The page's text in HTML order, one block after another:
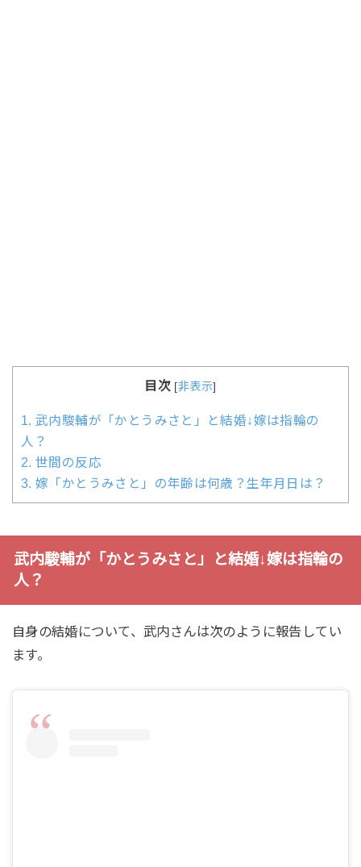
目次 [非表示]
1. 武内駿輔が「かとうみさと」と結婚↓嫁は指輪の
人？
2. 世間の反応
3. 嫁「かとうみさと」の年齢は何歳？生年月日は？
武内駿輔が「かとうみさと」と結婚↓嫁は指輪の
人？
自身の結婚について、武内さんは次のように報告してい
ます。